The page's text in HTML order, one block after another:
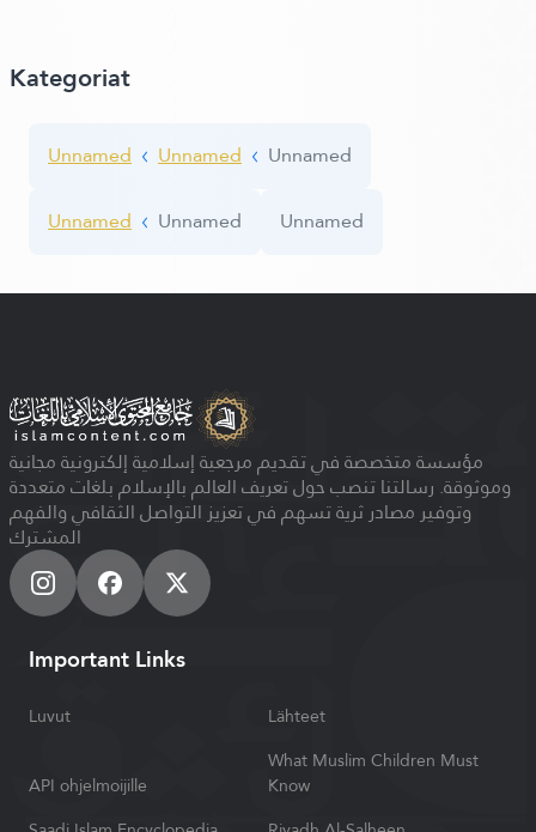
Kategoriat
Unnamed Unnamed
Unnamed
Unnamed
Unnamed Unnamed
مؤسسة متخصصة في تقديم مرجعية إسلامية إلكترونية مجانية
وموثوقة. رسالتنا تنصب حول تعريف العالم بالإسلام بلغات متعددة
وتوفير مصادر ثرية تسهم في تعزيز التواصل الثقافي والفهم
المشترك
Important Links
Luvut Lähteet
API ohjelmoijille
What Muslim Children Must
Know